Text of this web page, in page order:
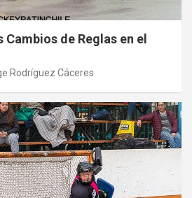
de Reglas en el
Rodríguez Cáceres